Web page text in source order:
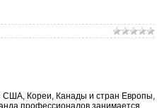
США, Кореи, Канады и стран Европы,